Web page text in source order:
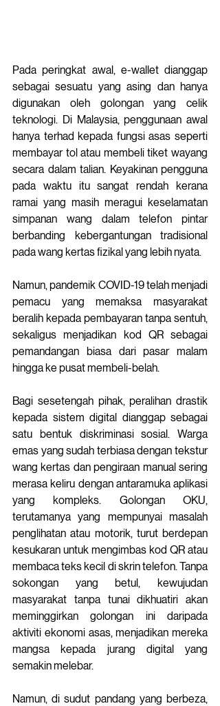
Pada peringkat awal, e-wallet dianggap
sebagai sesuatu yang asing dan hanya
digunakan oleh golongan yang celik
teknologi. Di Malaysia, penggunaan awal
hanya terhad kepada fungsi asas seperti
membayar tol atau membeli tiket wayang
secara dalam talian. Keyakinan pengguna
pada waktu itu sangat rendah kerana
ramai yang masih meragui keselamatan
simpanan wang dalam telefon pintar
berbanding kebergantungan tradisional
pada wang kertas fizikal yang lebih nyata.
Namun, pandemik COVID-19 telah menjadi
pemacu yang memaksa masyarakat
beralih kepada pembayaran tanpa sentuh,
sekaligus menjadikan kod QR sebagai
pemandangan biasa dari pasar malam
hingga ke pusat membeli-belah.
Bagi sesetengah pihak, peralihan drastik
kepada sistem digital dianggap sebagai
satu bentuk diskriminasi sosial. Warga
emas yang sudah terbiasa dengan tekstur
wang kertas dan pengiraan manual sering
merasa keliru dengan antaramuka aplikasi
yang kompleks. Golongan OKU,
terutamanya yang mempunyai masalah
penglihatan atau motorik, turut berdepan
kesukaran untuk mengimbas kod QR atau
membaca teks kecil di skrin telefon. Tanpa
sokongan yang betul, kewujudan
masyarakat tanpa tunai dikhuatiri akan
meminggirkan golongan ini daripada
aktiviti ekonomi asas, menjadikan mereka
mangsa kepada jurang digital yang
semakin melebar.
Namun, di sudut pandang yang berbeza,